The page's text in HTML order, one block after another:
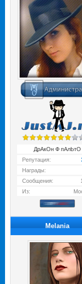
ДрАкОн Ф пАлЬтО
Репутация:
Награды:
Сообщения:
Из:
Melania